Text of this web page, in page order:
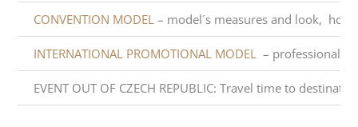
CONVENTION MODEL– model´s measures and look,
INTERNATIONAL PROMOTIONAL MODEL – professional
EVENT OUT OF CZECH REPUBLIC: Travel time to